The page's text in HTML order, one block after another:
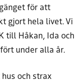
för att
gjort hela livet. Vi
till Håkan, Ida och
under alla år.
och strax